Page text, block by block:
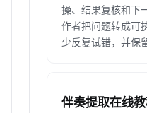
操、结果复核和下
作者把问题转成可
少反复试错，并保
伴奏提取在线